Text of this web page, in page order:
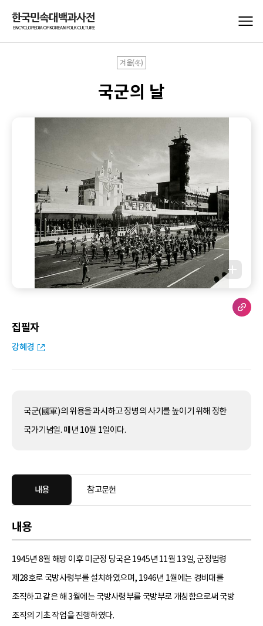
겨울(冬)
국군의 날
집필자
강혜경
국군(國軍)의 위용을 과시하고 장병의 사기를 높이기 위해 정한
국가기념일. 매년 10월 1일이다.
내용 참고문헌
내용
1945년 8월 해방 이후 미군정 당국은 1945년 11월 13일, 군정법령
제28호로 국방사령부를 설치하였으며, 1946년 1월에는 경비대를
조직하고 같은 해 3월에는 국방사령부를 국방부로 개칭함으로써 국방
조직의 기초 작업을 진행하였다.